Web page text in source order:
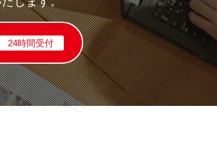
24時間受付